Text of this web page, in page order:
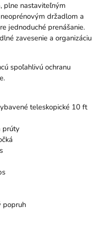
plne nastaviteľným
držadlom a
jednoduché prenášanie.
zavesenie a organizáciu
spoľahlivú ochranu
teleskopické 10 ft
prúty
popruh